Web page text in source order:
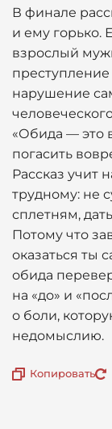
В финале
и ему горько.
взрослый
преступление
нарушение
«Обида — это
погасить
Рассказ учит
трудному: не
сплетням,
Потому что
оказаться ты
обида
на «до» и
о боли,
недомыслию.
Копировать